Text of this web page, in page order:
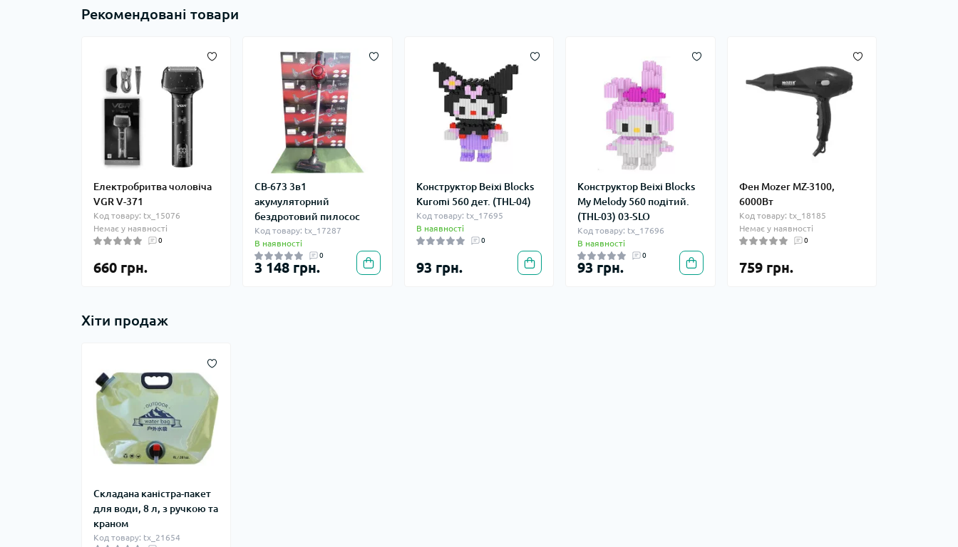
Рекомендовані товари
Електробритва чоловіча
VGR V-371
Код товару: tx_15076
Немає у наявності
0
660 грн.
CB-673 3в1
акумуляторний
бездротовий пилосос
Код товару: tx_17287
В наявності
0
3 148 грн.
Конструктор Beixi Blocks
Kuromi 560 дет. (THL-04)
Код товару: tx_17695
В наявності
0
93 грн.
Конструктор Beixi Blocks
My Melody 560 подітий.
(THL-03) 03-SLO
Код товару: tx_17696
В наявності
0
93 грн.
Фен Mozer MZ-3100,
6000Вт
Код товару: tx_18185
Немає у наявності
0
759 грн.
Хіти продаж
Складана каністра-пакет
для води, 8 л, з ручкою та
краном
Код товару: tx_21654